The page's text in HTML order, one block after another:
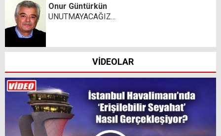
Onur Güntürkün
UNUTMAYACAĞIZ...
VİDEOLAR